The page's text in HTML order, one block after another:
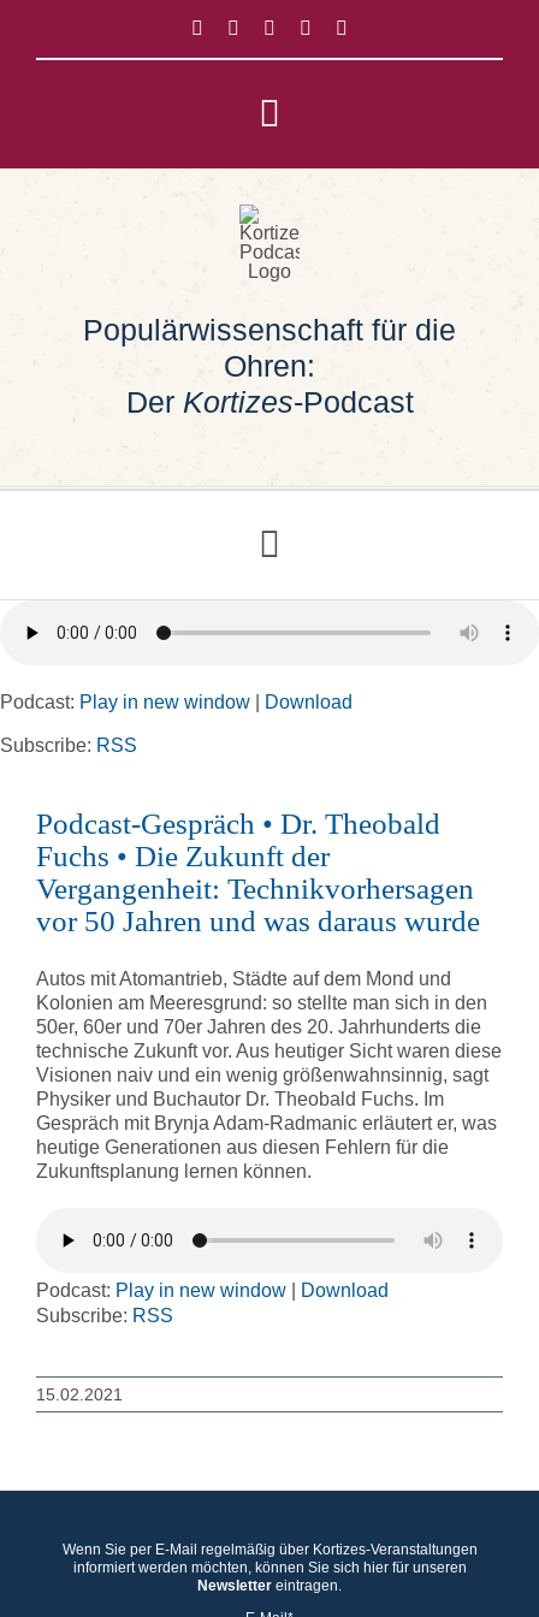
springen
Toggle
Navigation
Impressum
Datenschutz
Populärwissenschaft für die
Ohren:
Der Kortizes-Podcast
Toggle
Navigation
Home
Rubriken
Podcast: Play in new window Download
Subscribe: RSS
Podcast-Gespräch • Dr. Theobald
Fuchs • Die Zukunft der
Vergangenheit: Technikvorhersagen
vor 50 Jahren und was daraus wurde
Autos mit Atomantrieb, Städte auf dem Mond und
Kolonien am Meeresgrund: so stellte man sich in den
50er, 60er und 70er Jahren des 20. Jahrhunderts die
technische Zukunft vor. Aus heutiger Sicht waren diese
Visionen naiv und ein wenig größenwahnsinnig, sagt
Physiker und Buchautor Dr. Theobald Fuchs. Im
Gespräch mit Brynja Adam-Radmanic erläutert er, was
heutige Generationen aus diesen Fehlern für die
Zukunftsplanung lernen können.
Podcast: Play in new window
Download
Subscribe: RSS
15.02.2021
Wenn Sie per E-Mail regelmäßig über Kortizes-Veranstaltungen
informiert werden möchten, können Sie sich hier für unseren
Newsletter eintragen.